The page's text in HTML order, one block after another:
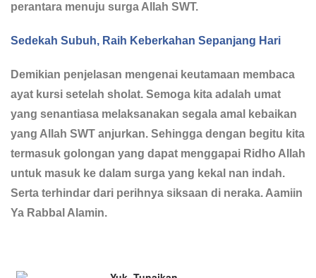
perantara menuju surga Allah SWT.
Sedekah Subuh, Raih Keberkahan Sepanjang Hari
Demikian penjelasan mengenai keutamaan membaca
ayat kursi setelah sholat. Semoga kita adalah umat
yang senantiasa melaksanakan segala amal kebaikan
yang Allah SWT anjurkan. Sehingga dengan begitu kita
termasuk golongan yang dapat menggapai Ridho Allah
untuk masuk ke dalam surga yang kekal nan indah.
Serta terhindar dari perihnya siksaan di neraka. Aamiin
Ya Rabbal Alamin.